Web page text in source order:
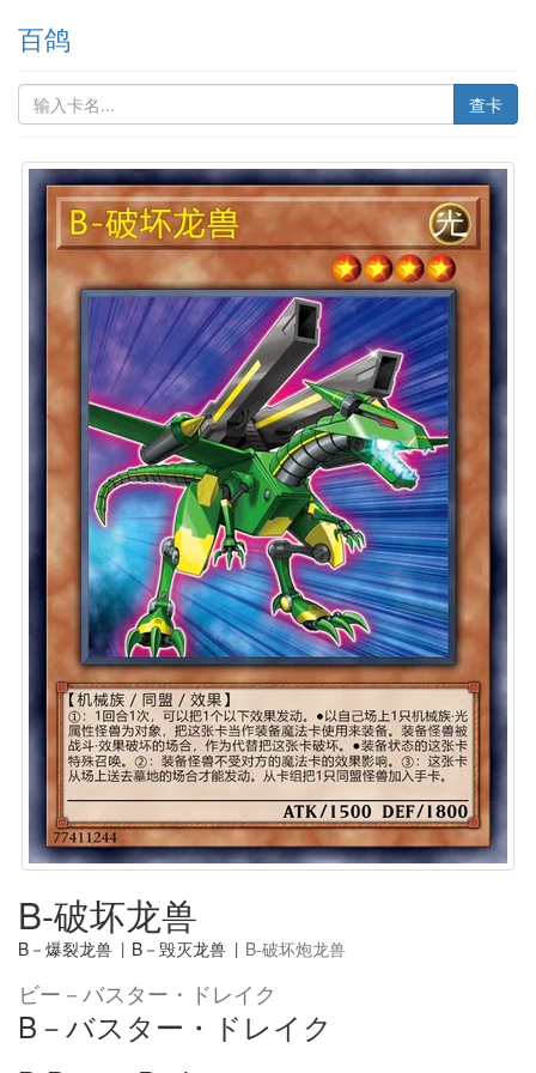
百鸽
查卡
B-破坏龙兽
B－爆裂龙兽 | B－毁灭龙兽 | B-破坏炮龙兽
ビー－バスター・ドレイク
B－バスター・ドレイク